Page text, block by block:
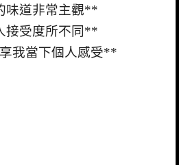
味道非常主觀**
接受度所不同**
我當下個人感受**